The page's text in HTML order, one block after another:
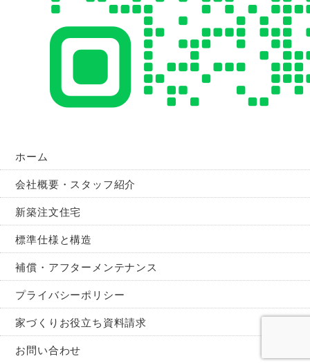
ホーム
会社概要・スタッフ紹介
新築注文住宅
標準仕様と構造
補償・アフターメンテナンス
プライバシーポリシー
家づくりお役立ち資料請求
お問い合わせ